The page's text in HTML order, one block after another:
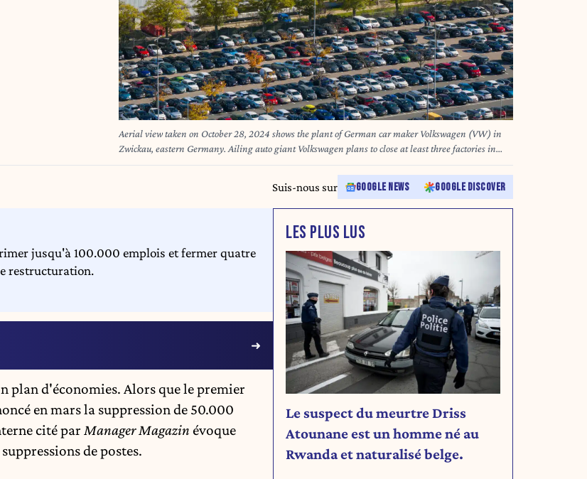
Aerial view taken on October 28, 2024 shows the plant of German car maker Volkswagen (VW) in
Zwickau, eastern Germany. Ailing auto giant Volkswagen plans to close at least three factories in
Germany and slash tens of thousands of jobs as part of drastic cost-savings drive, workers'
representatives said on October 28, 2024, calling the proposed cuts "of historic dimensions". The
plan laid out by management, which affects the namesake VW brand, also includes a 10-percent pay
cut for all staff, the company's powerful works council said in an update to staff. (Photo by AFP)
Suis-nous sur GOOGLE NEWS GOOGLE DISCOVER
jusqu'à 100.000 emplois et fermer quatre
restructuration.
d'économies. Alors que le premier
en mars la suppression de 50.000
cité par Manager Magazin évoque
de postes.
LES PLUS LUS
Le suspect du meurtre Driss
Atounane est un homme né au
Rwanda et naturalisé belge.